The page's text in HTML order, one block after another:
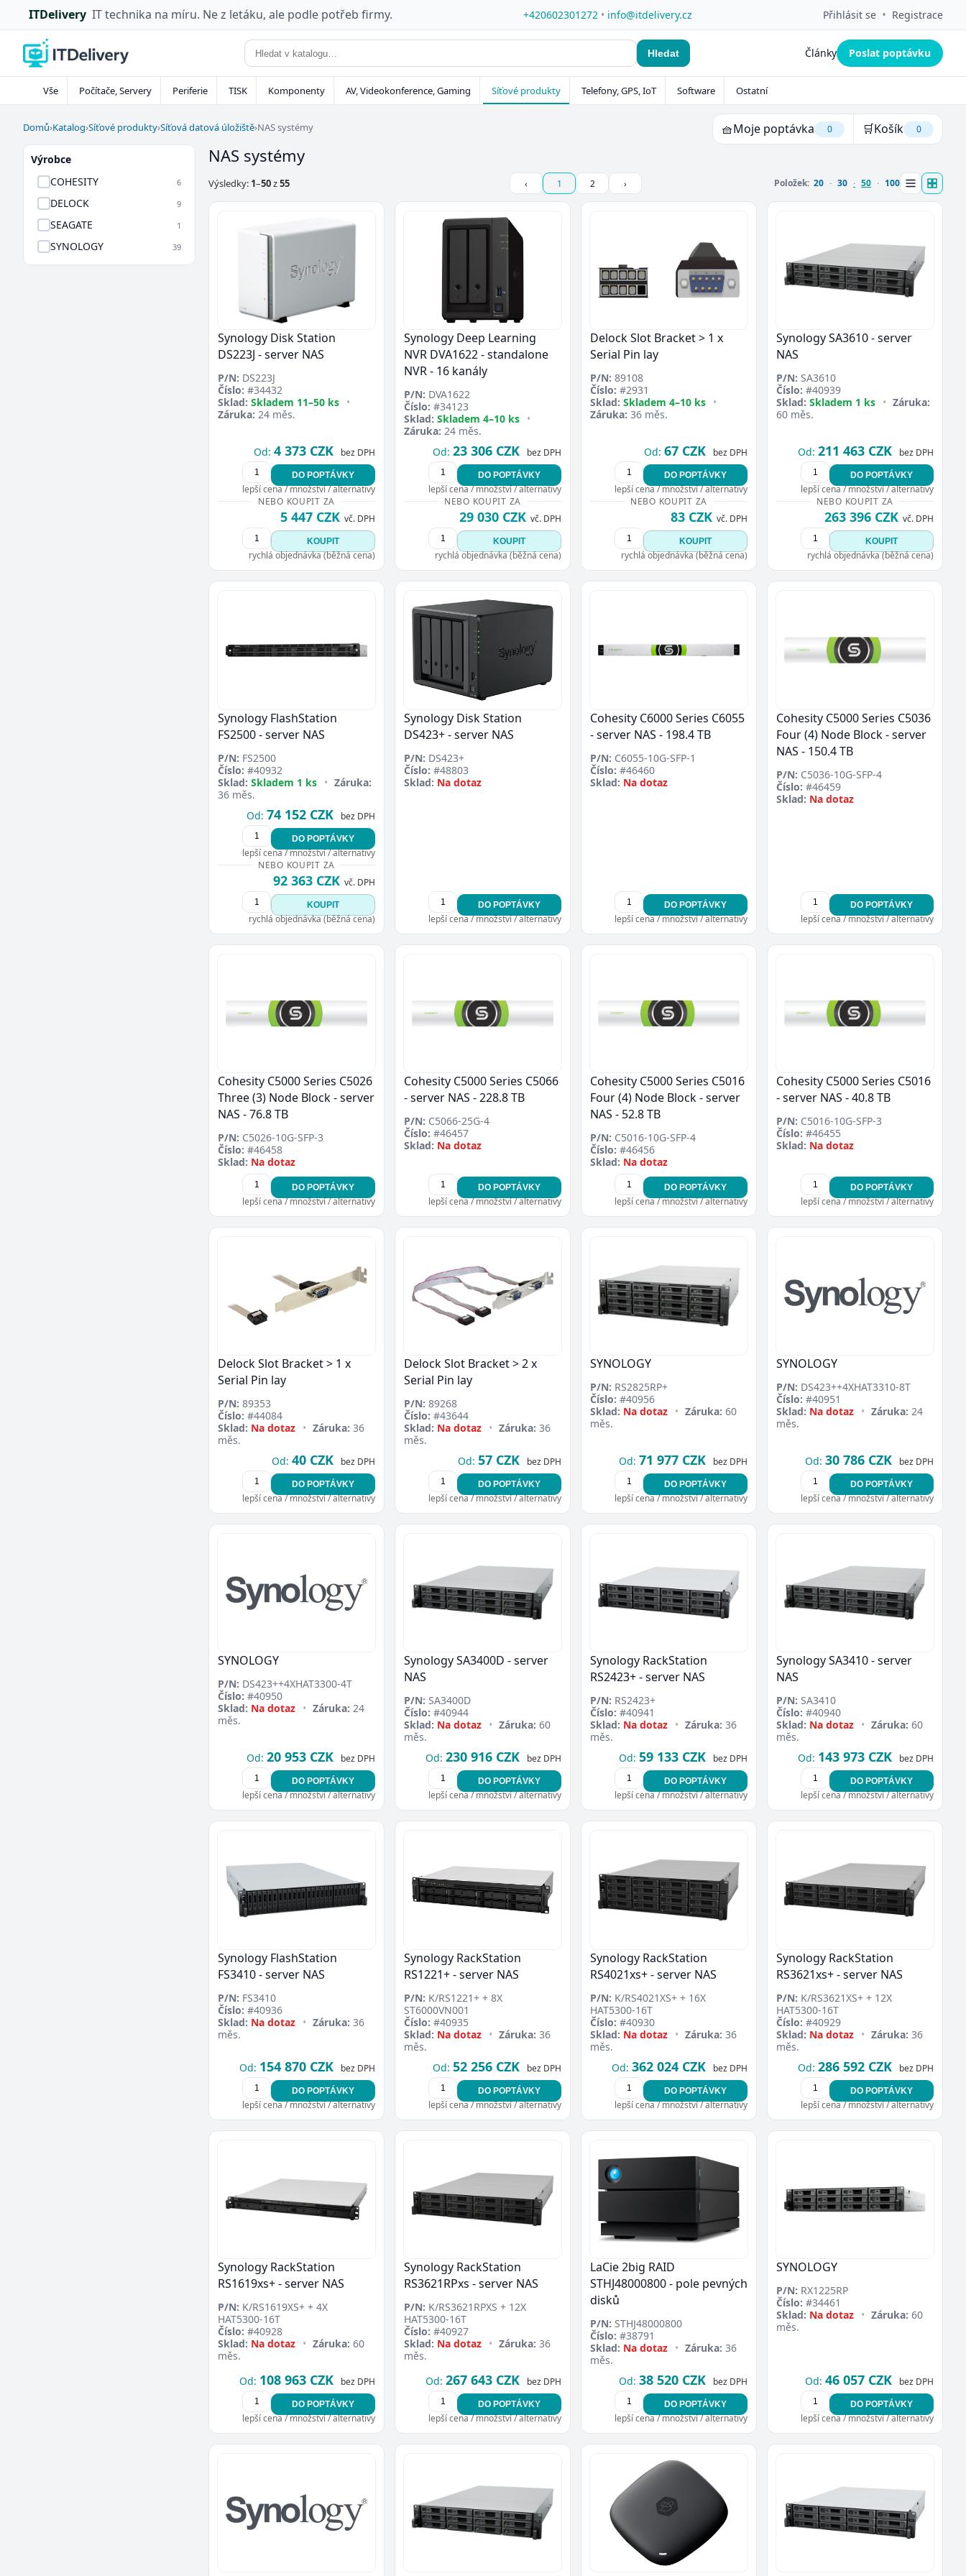
ITDelivery IT technika na míru. Ne z letáku, ale podle potřeb firmy. +420602301272 • info@itdelivery.cz Přihlásit se • Registrace
Hledat Články Poslat poptávku
Vše Počítače, Servery Periferie TISK Komponenty AV, Videokonference, Gaming Síťové produkty Telefony, GPS, IoT Software Ostatní
Domů›Katalog›Síťové produkty›Síťová datová úložiště›NAS systémy 🧺Moje poptávka 0 🛒Košík 0
Přejít do poptávky
Výrobce
COHESITY
6
DELOCK 9
SEAGATE 1
SYNOLOGY 39
NAS systémy
Výsledky: 1–50z55 ‹ 1 2 › Položek: 20 30 50 100
Synology Disk Station
DS223J - server NAS
P/N: DS223J
Číslo: #34432
Sklad: Skladem 11–50 ks •
Záruka: 24 měs.
Od: 4 373 CZK bez DPH
DO POPTÁVKY
lepší cena / množství / alternativy
NEBO KOUPIT ZA
5 447 CZK vč. DPH
KOUPIT
rychlá objednávka (běžná cena)
Synology Deep Learning
NVR DVA1622 - standalone
NVR - 16 kanály
P/N: DVA1622
Číslo: #34123
Sklad: Skladem 4–10 ks •
Záruka: 24 měs.
Od: 23 306 CZK bez DPH
DO POPTÁVKY
lepší cena / množství / alternativy
NEBO KOUPIT ZA
29 030 CZK vč. DPH
KOUPIT
rychlá objednávka (běžná cena)
Delock Slot Bracket > 1 x
Serial Pin lay
P/N: 89108
Číslo: #2931
Sklad: Skladem 4–10 ks •
Záruka: 36 měs.
Od: 67 CZK bez DPH
DO POPTÁVKY
lepší cena / množství / alternativy
NEBO KOUPIT ZA
83 CZK vč. DPH
KOUPIT
rychlá objednávka (běžná cena)
Synology SA3610 - server
NAS
P/N: SA3610
Číslo: #40939
Sklad: Skladem 1 ks • Záruka:
60 měs.
Od: 211 463 CZK bez DPH
DO POPTÁVKY
lepší cena / množství / alternativy
NEBO KOUPIT ZA
263 396 CZK vč. DPH
KOUPIT
rychlá objednávka (běžná cena)
Synology FlashStation
FS2500 - server NAS
P/N: FS2500
Číslo: #40932
Sklad: Skladem 1 ks • Záruka:
36 měs.
Od: 74 152 CZK bez DPH
DO POPTÁVKY
lepší cena / množství / alternativy
NEBO KOUPIT ZA
92 363 CZK vč. DPH
KOUPIT
rychlá objednávka (běžná cena)
Synology Disk Station
DS423+ - server NAS
P/N: DS423+
Číslo: #48803
Sklad: Na dotaz
DO POPTÁVKY
lepší cena / množství / alternativy
Cohesity C6000 Series C6055
- server NAS - 198.4 TB
P/N: C6055-10G-SFP-1
Číslo: #46460
Sklad: Na dotaz
DO POPTÁVKY
lepší cena / množství / alternativy
Cohesity C5000 Series C5036
Four (4) Node Block - server
NAS - 150.4 TB
P/N: C5036-10G-SFP-4
Číslo: #46459
Sklad: Na dotaz
DO POPTÁVKY
lepší cena / množství / alternativy
Cohesity C5000 Series C5026
Three (3) Node Block - server
NAS - 76.8 TB
P/N: C5026-10G-SFP-3
Číslo: #46458
Sklad: Na dotaz
DO POPTÁVKY
lepší cena / množství / alternativy
Cohesity C5000 Series C5066
- server NAS - 228.8 TB
P/N: C5066-25G-4
Číslo: #46457
Sklad: Na dotaz
DO POPTÁVKY
lepší cena / množství / alternativy
Cohesity C5000 Series C5016
Four (4) Node Block - server
NAS - 52.8 TB
P/N: C5016-10G-SFP-4
Číslo: #46456
Sklad: Na dotaz
DO POPTÁVKY
lepší cena / množství / alternativy
Cohesity C5000 Series C5016
- server NAS - 40.8 TB
P/N: C5016-10G-SFP-3
Číslo: #46455
Sklad: Na dotaz
DO POPTÁVKY
lepší cena / množství / alternativy
Delock Slot Bracket > 1 x
Serial Pin lay
P/N: 89353
Číslo: #44084
Sklad: Na dotaz • Záruka: 36
měs.
Od: 40 CZK bez DPH
DO POPTÁVKY
lepší cena / množství / alternativy
Delock Slot Bracket > 2 x
Serial Pin lay
P/N: 89268
Číslo: #43644
Sklad: Na dotaz • Záruka: 36
měs.
Od: 57 CZK bez DPH
DO POPTÁVKY
lepší cena / množství / alternativy
SYNOLOGY
P/N: RS2825RP+
Číslo: #40956
Sklad: Na dotaz • Záruka: 60
měs.
Od: 71 977 CZK bez DPH
DO POPTÁVKY
lepší cena / množství / alternativy
SYNOLOGY
P/N: DS423++4XHAT3310-8T
Číslo: #40951
Sklad: Na dotaz • Záruka: 24
měs.
Od: 30 786 CZK bez DPH
DO POPTÁVKY
lepší cena / množství / alternativy
SYNOLOGY
P/N: DS423++4XHAT3300-4T
Číslo: #40950
Sklad: Na dotaz • Záruka: 24
měs.
Od: 20 953 CZK bez DPH
DO POPTÁVKY
lepší cena / množství / alternativy
Synology SA3400D - server
NAS
P/N: SA3400D
Číslo: #40944
Sklad: Na dotaz • Záruka: 60
měs.
Od: 230 916 CZK bez DPH
DO POPTÁVKY
lepší cena / množství / alternativy
Synology RackStation
RS2423+ - server NAS
P/N: RS2423+
Číslo: #40941
Sklad: Na dotaz • Záruka: 36
měs.
Od: 59 133 CZK bez DPH
DO POPTÁVKY
lepší cena / množství / alternativy
Synology SA3410 - server
NAS
P/N: SA3410
Číslo: #40940
Sklad: Na dotaz • Záruka: 60
měs.
Od: 143 973 CZK bez DPH
DO POPTÁVKY
lepší cena / množství / alternativy
Synology FlashStation
FS3410 - server NAS
P/N: FS3410
Číslo: #40936
Sklad: Na dotaz • Záruka: 36
měs.
Od: 154 870 CZK bez DPH
DO POPTÁVKY
lepší cena / množství / alternativy
Synology RackStation
RS1221+ - server NAS
P/N: K/RS1221+ + 8X
ST6000VN001
Číslo: #40935
Sklad: Na dotaz • Záruka: 36
měs.
Od: 52 256 CZK bez DPH
DO POPTÁVKY
lepší cena / množství / alternativy
Synology RackStation
RS4021xs+ - server NAS
P/N: K/RS4021XS+ + 16X
HAT5300-16T
Číslo: #40930
Sklad: Na dotaz • Záruka: 36
měs.
Od: 362 024 CZK bez DPH
DO POPTÁVKY
lepší cena / množství / alternativy
Synology RackStation
RS3621xs+ - server NAS
P/N: K/RS3621XS+ + 12X
HAT5300-16T
Číslo: #40929
Sklad: Na dotaz • Záruka: 36
měs.
Od: 286 592 CZK bez DPH
DO POPTÁVKY
lepší cena / množství / alternativy
Synology RackStation
RS1619xs+ - server NAS
P/N: K/RS1619XS+ + 4X
HAT5300-16T
Číslo: #40928
Sklad: Na dotaz • Záruka: 60
měs.
Od: 108 963 CZK bez DPH
DO POPTÁVKY
lepší cena / množství / alternativy
Synology RackStation
RS3621RPxs - server NAS
P/N: K/RS3621RPXS + 12X
HAT5300-16T
Číslo: #40927
Sklad: Na dotaz • Záruka: 36
měs.
Od: 267 643 CZK bez DPH
DO POPTÁVKY
lepší cena / množství / alternativy
LaCie 2big RAID
STHJ48000800 - pole pevných
disků
P/N: STHJ48000800
Číslo: #38791
Sklad: Na dotaz • Záruka: 36
měs.
Od: 38 520 CZK bez DPH
DO POPTÁVKY
lepší cena / množství / alternativy
SYNOLOGY
P/N: RX1225RP
Číslo: #34461
Sklad: Na dotaz • Záruka: 60
měs.
Od: 46 057 CZK bez DPH
DO POPTÁVKY
lepší cena / množství / alternativy